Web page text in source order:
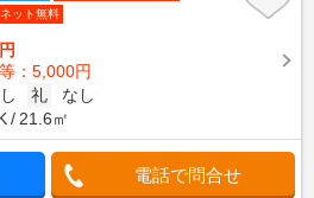
ット無料
：5,000円
礼
なし
21.6㎡
電話で問合せ